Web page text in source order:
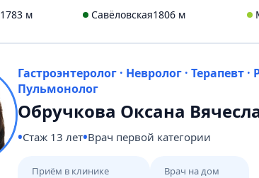
1783 м Савёловская1806 м
Гастроэнтеролог · Невролог · Терапевт
Пульмонолог
Обручкова Оксана
Стаж 13 лет Врач первой категории
Приём в клинике Врач на дом